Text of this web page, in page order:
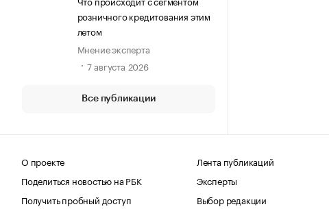
розничного кредитования этим
летом
Мнение эксперта
7 августа 2026
Все публикации
О проекте
Поделиться новостью на РБК
Получить пробный доступ
Лента публикаций
Эксперты
Выбор редакции